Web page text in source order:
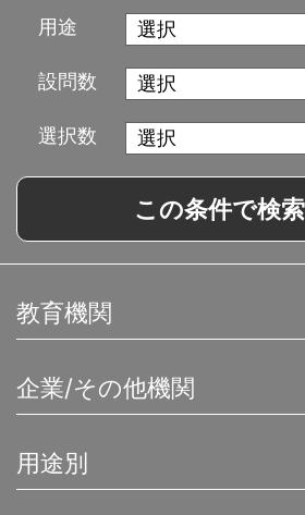
用途
設問数
選択数
この条件で検
教育機関
企業/その他機関
用途別